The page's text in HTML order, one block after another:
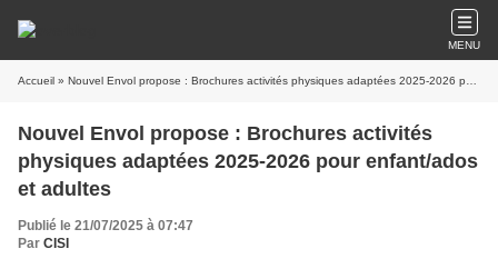
MENU
Accueil » Nouvel Envol propose : Brochures activités physiques adaptées 2025-2026 pour enfant/ados et adultes
Nouvel Envol propose : Brochures activités
physiques adaptées 2025-2026 pour enfant/ados
et adultes
Publié le 21/07/2025 à 07:47
Par CISI